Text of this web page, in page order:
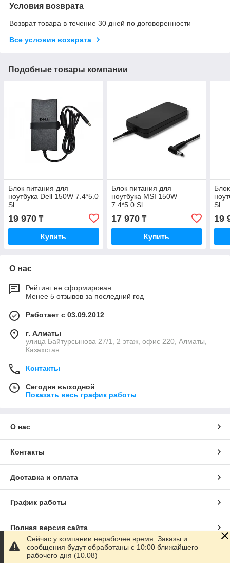
Условия возврата
Возврат товара в течение 30 дней по договоренности
Все условия возврата
Подобные товары компании
Блок питания для
ноутбука Dell 150W 7.4*5.0
Sl
19 970 ₸
Купить
Блок питания для
ноутбука MSI 150W
7.4*5.0 Sl
17 970₸
Купить
Sl
19
О нас
Рейтинг не сформирован
Менее 5 отзывов за последний год
Работает с 03.09.2012
г. Алматы
улица Байтурсынова 27/1, 2 этаж, офис 220, Алматы,
Казахстан
Контакты
Сегодня выходной
Показать весь график работы
О нас
Контакты
Доставка и оплата
График работы
Полная версия сайта
Сайт создан на маркетплейсе
Сейчас у компании нерабочее время. Заказы и
сообщения будут обработаны с 10:00 ближайшего
рабочего дня (10.08)